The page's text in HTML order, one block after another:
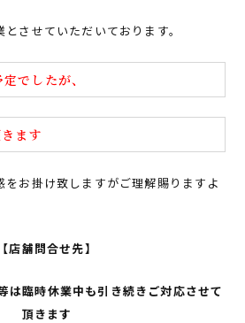
させていただいております。
でしたが、
ます
お掛け致しますがご理解賜りますよ
【店舗問合せ先】
は臨時休業中も引き続きご対応させて
頂きます